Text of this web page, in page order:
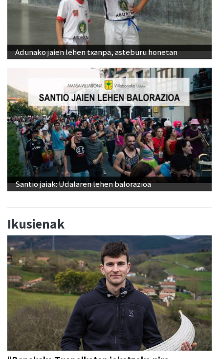
Adunako jaien lehen txanpa, asteburu honetan
Santio jaiak: Udalaren lehen balorazioa
Ikusienak